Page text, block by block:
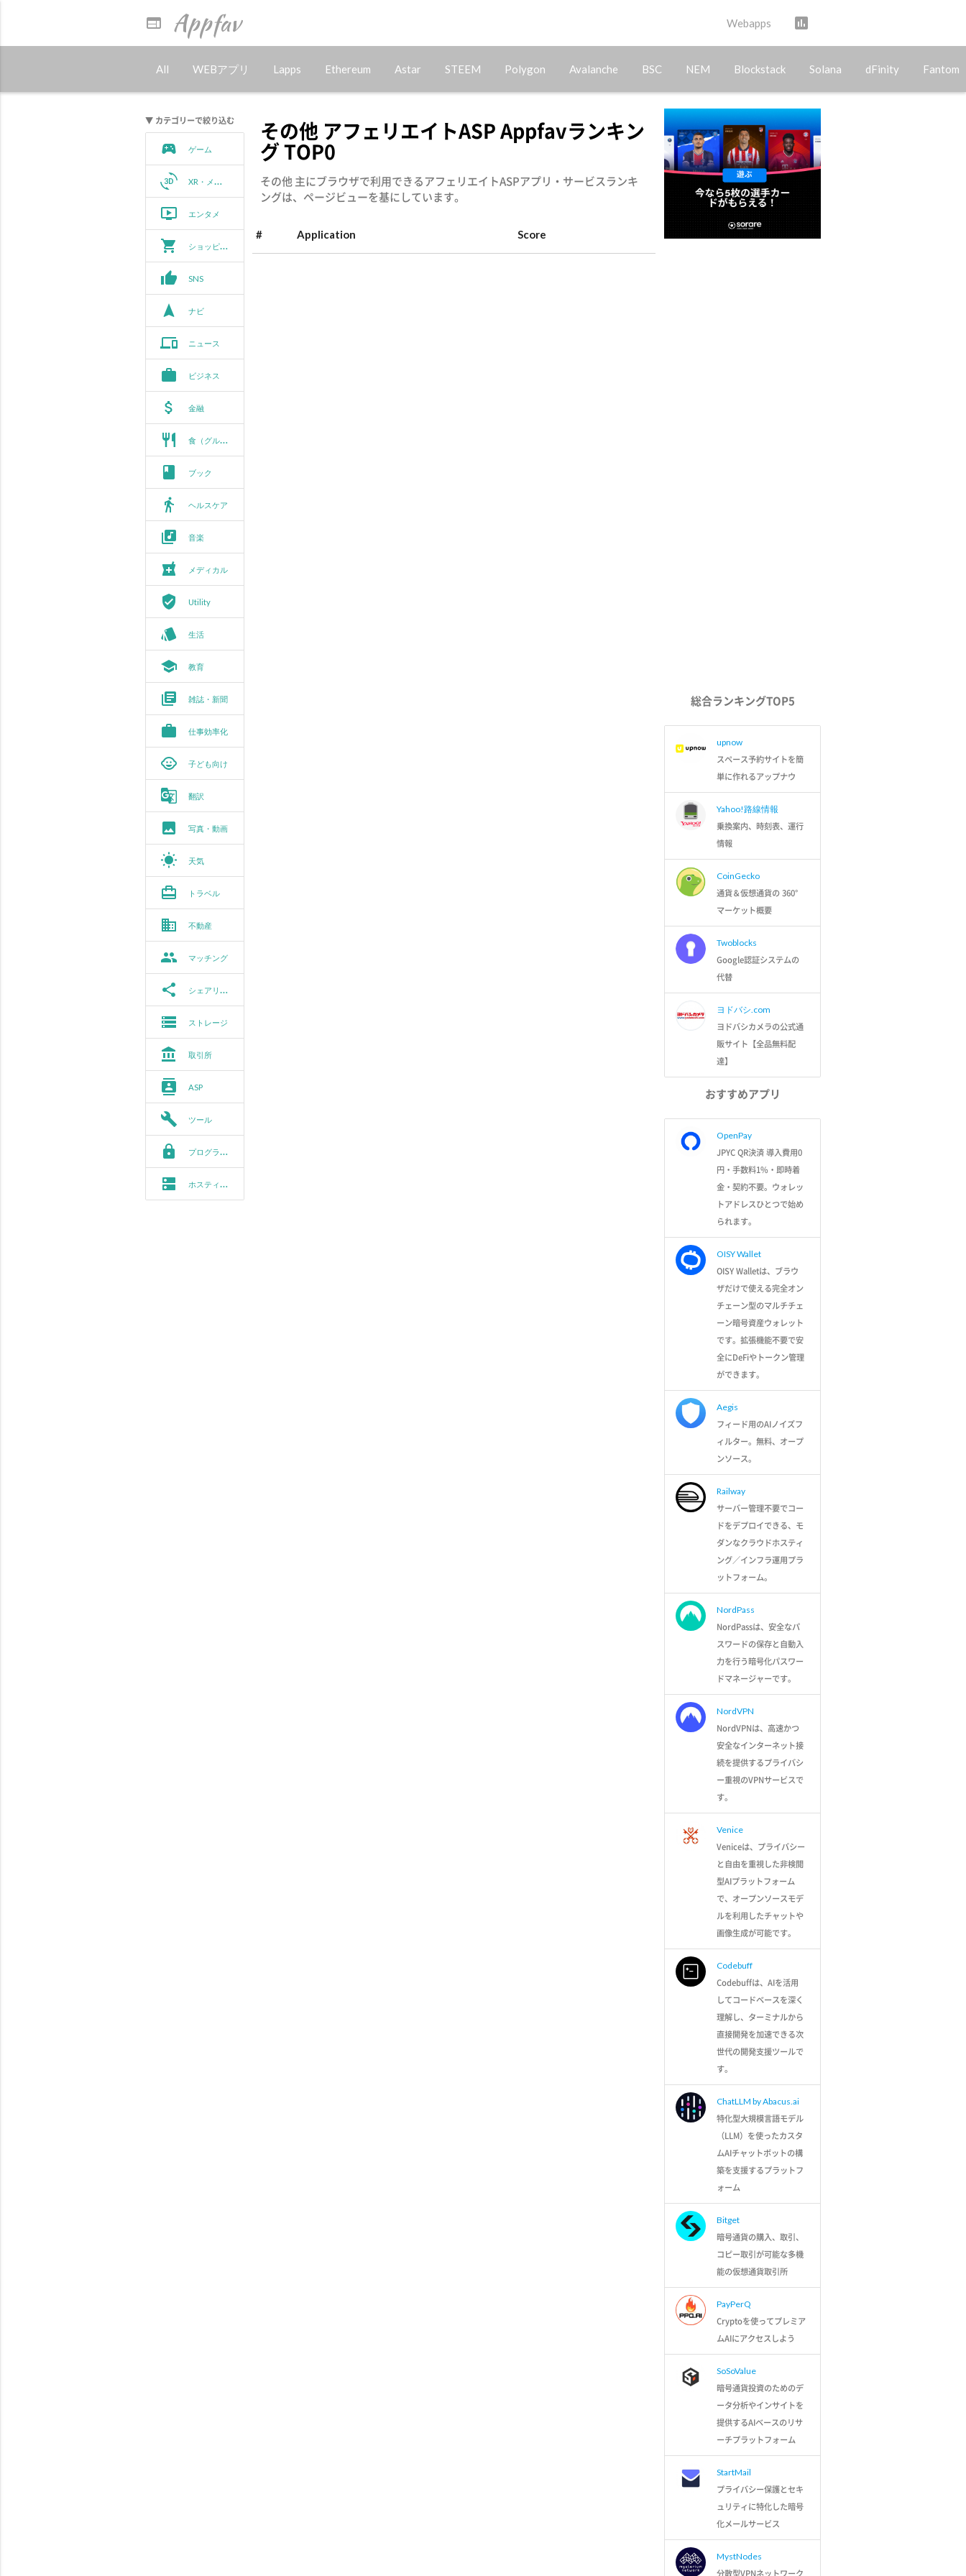
web Appfav Webapps assessment
All WEBアプリ Lapps Ethereum Astar STEEM Polygon Avalanche BSC NEM Blockstack Solana dFinity Fantom
▼ カテゴリーで絞り込む
sports_esports ゲーム
3d_rotation XR・メタバース
ondemand_video エンタメ
shopping_cart ショッピング
thumb_up SNS
navigation ナビ
phonelink ニュース
work ビジネス
attach_money 金融
restaurant 食（グルメ）
book ブック
directions_walk ヘルスケア
library_music 音楽
local_pharmacy メディカル
verified_user Utility
style 生活
school 教育
library_books 雑誌・新聞
work 仕事効率化
child_care 子ども向け
g_translate 翻訳
photo 写真・動画
wb_sunny 天気
card_travel トラベル
business 不動産
group マッチング
share シェアリング
storage ストレージ
account_balance 取引所
contacts ASP
build ツール
https プログラミング
dns ホスティング
その他 アフェリエイトASP Appfavランキン
グ TOP0
その他 主にブラウザで利用できるアフェリエイトASPアプリ・サービスランキ
ングは、ページビューを基にしています。
# Application Score
総合ランキングTOP5
upnow
スペース予約サイトを簡
単に作れるアップナウ
Yahoo!路線情報
乗換案内、時刻表、運行
情報
CoinGecko
通貨＆仮想通貨の 360°
マーケット概要
Twoblocks
Google認証システムの
代替
ヨドバシ.com
ヨドバシカメラの公式通
販サイト【全品無料配
達】
おすすめアプリ
OpenPay
JPYC QR決済 導入費用0
円・手数料1%・即時着
金・契約不要。ウォレッ
トアドレスひとつで始め
られます。
OISY Wallet
OISY Walletは、ブラウ
ザだけで使える完全オン
チェーン型のマルチチェ
ーン暗号資産ウォレット
です。拡張機能不要で安
全にDeFiやトークン管理
ができます。
Aegis
フィード用のAIノイズフ
ィルター。無料、オープ
ンソース。
Railway
サーバー管理不要でコー
ドをデプロイできる、モ
ダンなクラウドホスティ
ング／インフラ運用プラ
ットフォーム。
NordPass
NordPassは、安全なパ
スワードの保存と自動入
力を行う暗号化パスワー
ドマネージャーです。
NordVPN
NordVPNは、高速かつ
安全なインターネット接
続を提供するプライバシ
ー重視のVPNサービスで
す。
Venice
Veniceは、プライバシー
と自由を重視した非検閲
型AIプラットフォーム
で、オープンソースモデ
ルを利用したチャットや
画像生成が可能です。
Codebuff
Codebuffは、AIを活用
してコードベースを深く
理解し、ターミナルから
直接開発を加速できる次
世代の開発支援ツールで
す。
ChatLLM by Abacus.ai
特化型大規模言語モデル
（LLM）を使ったカスタ
ムAIチャットボットの構
築を支援するプラットフ
ォーム
Bitget
暗号通貨の購入、取引、
コピー取引が可能な多機
能の仮想通貨取引所
PayPerQ
Cryptoを使ってプレミア
ムAIにアクセスしよう
SoSoValue
暗号通貨投資のためのデ
ータ分析やインサイトを
提供するAIベースのリサ
ーチプラットフォーム
StartMail
プライバシー保護とセキ
ュリティに特化した暗号
化メールサービス
MystNodes
分散型VPNネットワーク